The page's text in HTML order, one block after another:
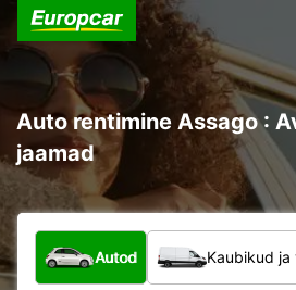
Auto rentimine Assago :
jaamad
Mis tüüpi sõiduk?
Autod Kaubikud ja